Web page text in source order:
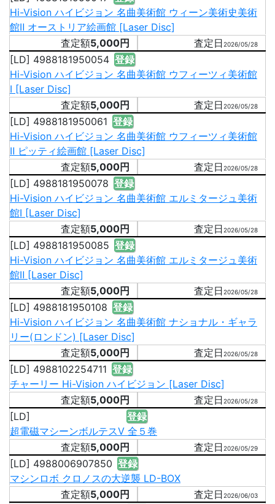
Hi-Vision ハイビジョン 名曲美術館 ウィーン美術史美術
館Ⅱ オーストリア絵画館 [Laser Disc]
5,000円
2026/05/28
[LD] 4988181950054 登録
Hi-Vision ハイビジョン 名曲美術館 ウフィーツィ美術館
Ⅰ [Laser Disc]
5,000円
2026/05/28
[LD] 4988181950061 登録
Hi-Vision ハイビジョン 名曲美術館 ウフィーツィ美術館
Ⅱ ピッティ絵画館 [Laser Disc]
5,000円
2026/05/28
[LD] 4988181950078 登録
Hi-Vision ハイビジョン 名曲美術館 エルミタージュ美術
館Ⅰ [Laser Disc]
5,000円
2026/05/28
[LD] 4988181950085 登録
Hi-Vision ハイビジョン 名曲美術館 エルミタージュ美術
館Ⅱ [Laser Disc]
5,000円
2026/05/28
[LD] 4988181950108 登録
Hi-Vision ハイビジョン 名曲美術館 ナショナル・ギャラ
リー(ロンドン) [Laser Disc]
5,000円
2026/05/28
[LD] 4988102254711 登録
チャーリー Hi-Vision ハイビジョン [Laser Disc]
5,000円
2026/05/28
[LD]
登録
超電磁マシーンボルテスV 全５巻
5,000円
2026/05/29
[LD] 4988006907850 登録
マシンロボ クロノスの大逆襲 LD-BOX
5,000円
2026/06/03